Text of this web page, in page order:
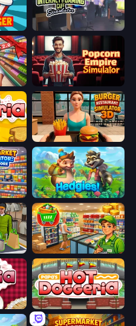
Supermarket Simulator: Store Manager
Supermarket Simulator: Dream Store Hedgies
Supermarket Simulator: Desert
Papa's Hot Doggeria